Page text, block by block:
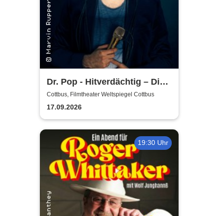
Dr. Pop - Hitverdächtig – Die
Musik-Comedy-Stand-up-
Show! - (ständig aktualisiert)
Cottbus, Filmtheater Weltspiegel Cottbus
17.09.2026
19:30 Uhr